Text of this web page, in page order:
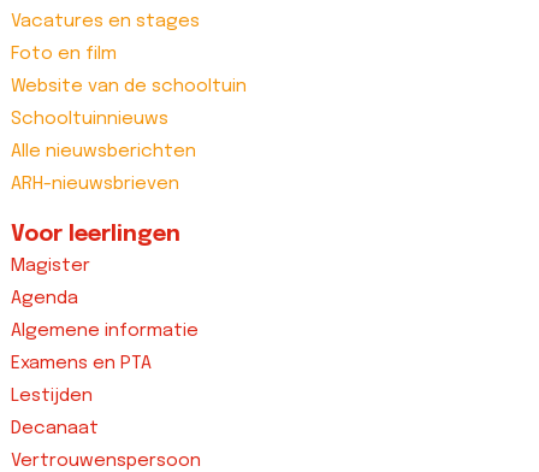
Vacatures en stages
Foto en film
Website van de schooltuin
Schooltuinnieuws
Alle nieuwsberichten
ARH-nieuwsbrieven
Voor leerlingen
Magister
Agenda
Algemene informatie
Examens en PTA
Lestijden
Decanaat
Vertrouwenspersoon